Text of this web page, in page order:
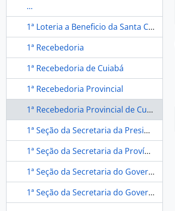
...
1ª Loteria a Beneficio da Santa Casa de Misericórdia em Cuiabá
1ª Recebedoria
1ª Recebedoria de Cuiabá
1ª Recebedoria Provincial
1ª Recebedoria Provincial de Cuiabá
1ª Seção da Secretaria da Presidência de Cuiabá
1ª Seção da Secretaria da Província
1ª Seção da Secretaria do Governo
1ª Seção da Secretaria do Governo da Província de Mato Grosso